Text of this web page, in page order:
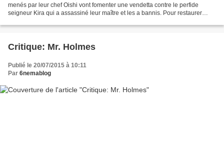
menés par leur chef Oishi vont fomenter une vendetta contre le perfide
seigneur Kira qui a assassiné leur maître et les a bannis. Pour restaurer
Critique: Mr. Holmes
Publié le 20/07/2015 à 10:11
Par 6nemablog